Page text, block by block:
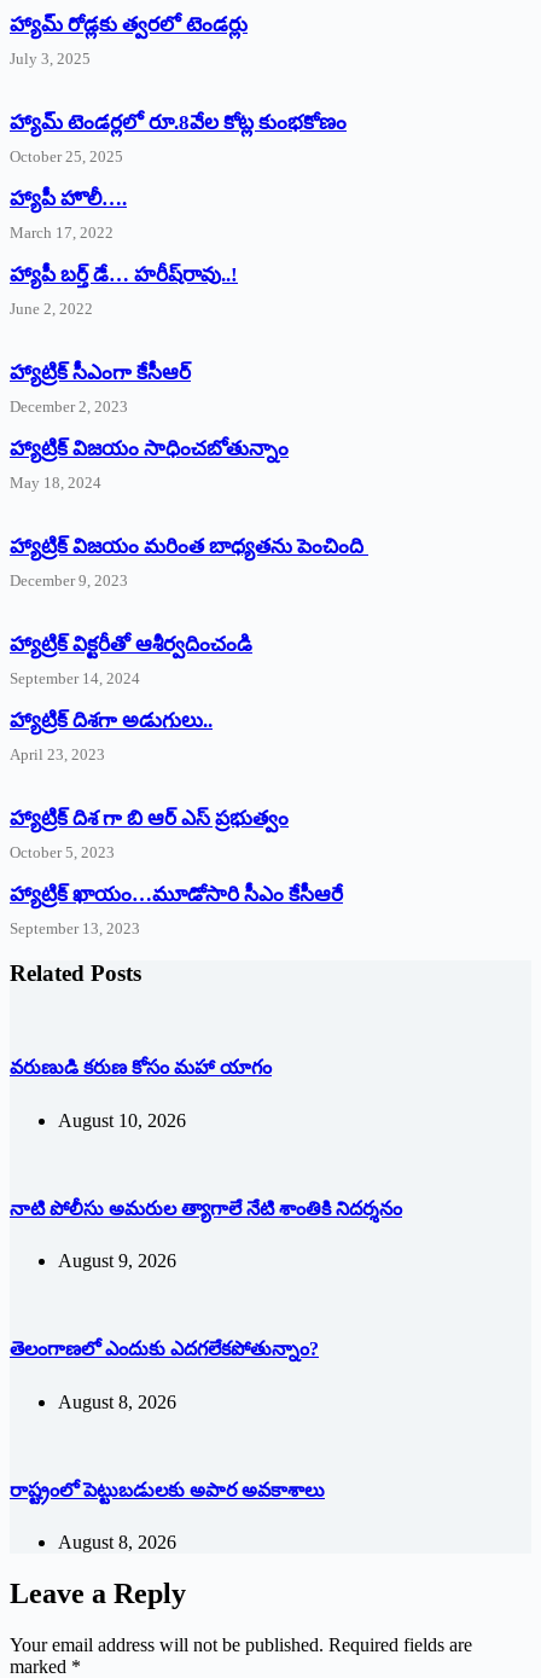
హ్యామ్‌ రోడ్లకు త్వరలో టెండర్లు
July 3, 2025
హ్యామ్‌ ‌టెండర్లలో రూ.8వేల కోట్ల కుంభకోణం
October 25, 2025
హ్యాపీ హొలీ….
March 17, 2022
హ్యాపీ బర్త్ ‌డే… హరీష్‌రావు..!
June 2, 2022
హ్యాట్రిక్‌ ‌సీఎంగా కేసీఆర్‌
December 2, 2023
హ్యాట్రిక్‌ విజయం సాధించబోతున్నాం
May 18, 2024
హ్యాట్రిక్ విజయం మరింత బాధ్యతను పెంచింది
December 9, 2023
హ్యాట్రిక్‌ ‌విక్టరీతో ఆశీర్వదించండి
September 14, 2024
‌హ్యాట్రిక్‌ ‌దిశగా అడుగులు..
April 23, 2023
హ్యాట్రిక్ దిశ గా బి ఆర్ ఎస్ ప్రభుత్వం
October 5, 2023
హ్యాట్రిక్‌ ‌ఖాయం…మూడోసారి సీఎం కేసీఆరే
September 13, 2023
Related Posts
వరుణుడి కరుణ కోసం మహా యాగం
August 10, 2026
నాటి పోలీసు అమరుల త్యాగాలే నేటి శాంతికి నిదర్శనం
August 9, 2026
తెలంగాణలో ఎందుకు ఎదగలేకపోతున్నాం?
August 8, 2026
రాష్ట్రంలో పెట్టుబడులకు అపార అవకాశాలు
August 8, 2026
Leave a Reply
Your email address will not be published. Required fields are
marked *